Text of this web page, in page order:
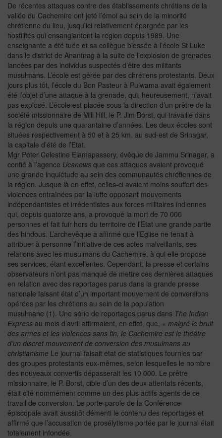
De récentes attaques contre des établissements chrétiens de la
vallée du Cachemire ont jeté l’émoi au sein de la minorité
chrétienne du lieu, jusqu’ici relativement épargnée par les
hostilités qui ensanglantent la région depuis 1989. Une
enseignante a été tuée et sa collègue blessée à l’école St Luke
dans le district de Anantnag à la suite de l’explosion de grenades
lancées par des individus suspectés d’être des militants
musulmans. L’école est gérée par des chrétiens protestants. Deux
jours plus tôt, l’école du Bon Pasteur à Pulwama avait également
été l’objet d’une attaque à la grenade, qui, heureusement, n’avait
pas explosé. L’école est placée sous la direction d’un prêtre de la
société missionnaire de Mill Hill, le P. Jim Borst, qui travaille dans
la région depuis une quarantaine d’années. Les deux écoles sont
situées respectivement à 50 et à 25 km. au sud-est de Srinagar,
la capitale d’été de l’Etat.
Mgr Peter Celestine Elamapassery, évêque de Jammu Srinagar, a
confié à l’agence Ucanews que ces attaques avaient provoqué
une grande inquiétude au sein des communautés chrétiennes de
la région. Jusque là en effet, celles-ci avaient moins souffert des
violences entraînées par la lutte opposant mouvements
indépendantistes et irrédentistes aux forces militaires indiennes
qui, depuis quatorze ans, a provoqué la mort de 70 000
personnes et fait fuir hors du territoire de l’Etat une grande partie
des hindous. L’archevêque a affirmé que l’Eglise ne tenait à
attribuer à personne l’initiative de ces actes malveillants, ses
relations avec les musulmans du Cachemire, à qui elle propose
ses services, étant excellentes. Cependant, la presse et certains
observateurs n’ont pas manqué de mettre ces dernières attaques
en relation avec des reportages parus dans la grande presse
nationale faisant état d’un important mouvement de conversions
opérées par les chrétiens au sein de la population
musulmane (1). Une série de reportages parus dans The Indian
Express au mois d’avril affirmaient, en effet, que, « malgré le bruit
des armes et les violences sans fin, le Cachemire est le théâtre
d’un discret mouvement de conversion des musulmans au
christianisme Le journal faisait état de statistiques fournies par
des groupes protestants eux-mêmes, selon lesquelles le nombre
des nouveaux convertis dépasserait les 10 000. Le prêtre
missionnaire, le P. Borst, cible d’un des deux attentats récents,
était cité nommément comme un des plus actifs agents de ce
travail de conversion. Le porte-parole de la Conférence
épiscopale avait aussitôt démenti le contenu des reportages et
affirmé que l’accusation de prosélytisme portée par le journal était
totalement infondée.